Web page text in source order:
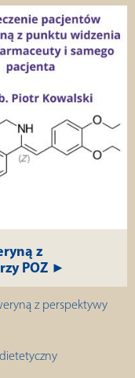
z
POZ ►
z perspektywy